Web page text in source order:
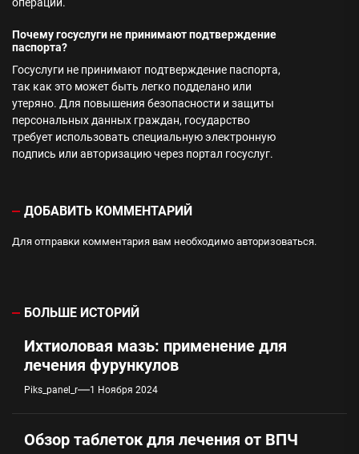
Почему госуслуги не принимают подтверждение
паспорта?
Госуслуги не принимают подтверждение паспорта,
так как это может быть легко подделано или
утеряно. Для повышения безопасности и защиты
персональных данных граждан, государство
требует использовать специальную электронную
подпись или авторизацию через портал госуслуг.
ДОБАВИТЬ КОММЕНТАРИЙ
Для отправки комментария вам необходимо авторизоваться.
БОЛЬШЕ ИСТОРИЙ
Ихтиоловая мазь: применение для
лечения фурункулов
Piks_panel_r 1 Ноября 2024
Обзор таблеток для лечения от ВПЧ